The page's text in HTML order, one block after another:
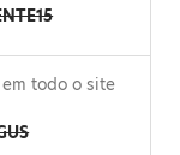
em todo o site